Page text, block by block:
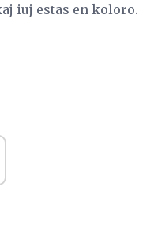
iuj estas en koloro.